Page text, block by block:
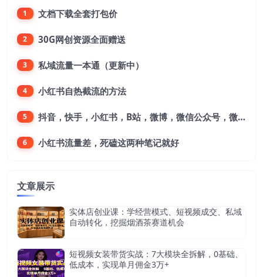
1 文档下载全套打包价
2 30G网创资源全面赠送
3 私域流量一本通（更新中）
4 小红书自热截流的方法
5 抖音，快手，小红书，B站，微博，微信公众号，微信视频号。每一个平台，都是不一样的机会，对应不一样的赚钱思路
6 小红书流量差，死磕这两种笔记就好
文章展示
实体店创业课：学经营模式、短视频成交、私域
自动转化，挖掘烟酒茶赛道机会
短视频女装带货实战：7大模块全拆解，0基础、
低成本，实现单月佣金3万+